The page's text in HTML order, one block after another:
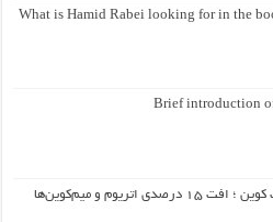
What is Hamid Rabei looking for in the
Brief introduction
اتریوم و میم‌کوین‌ها